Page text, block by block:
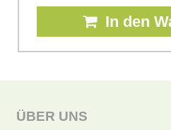
In den
ÜBER UNS